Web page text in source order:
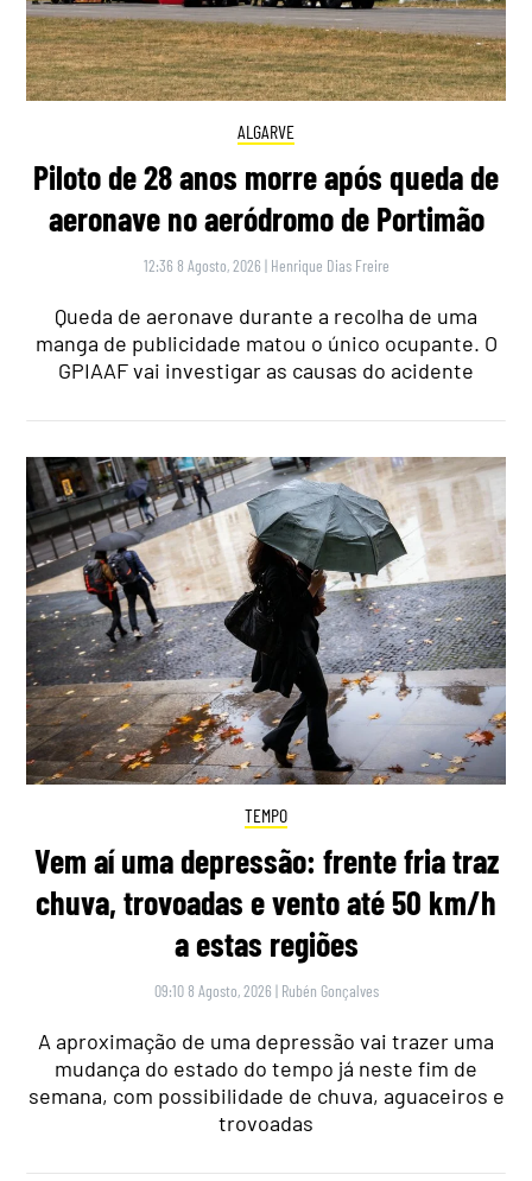
ALGARVE
Piloto de 28 anos morre após queda de
aeronave no aeródromo de Portimão
12:36 8 Agosto, 2026 | Henrique Dias Freire
Queda de aeronave durante a recolha de uma
manga de publicidade matou o único ocupante. O
GPIAAF vai investigar as causas do acidente
TEMPO
Vem aí uma depressão: frente fria traz
chuva, trovoadas e vento até 50 km/h
a estas regiões
09:10 8 Agosto, 2026 | Rubén Gonçalves
A aproximação de uma depressão vai trazer uma
mudança do estado do tempo já neste fim de
semana, com possibilidade de chuva, aguaceiros e
trovoadas